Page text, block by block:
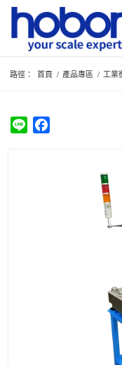
路徑： 首頁 / 產品專區 / 工業
Line